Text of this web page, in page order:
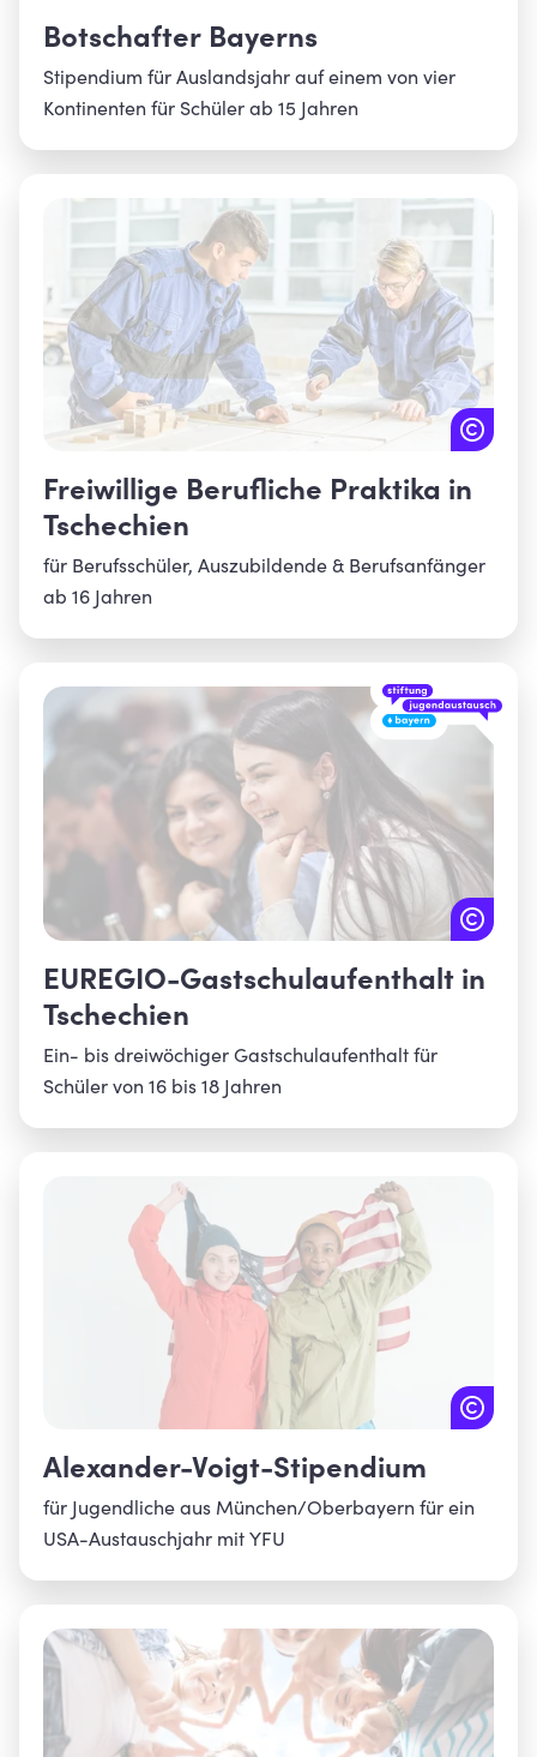
Botschafter Bayerns
Stipendium für Auslandsjahr auf einem von vier
Kontinenten für Schüler ab 15 Jahren
Freiwillige Berufliche Praktika in
Tschechien
für Berufsschüler, Auszubildende & Berufsanfänger
ab 16 Jahren
EUREGIO-Gastschulaufenthalt in
Tschechien
Ein- bis dreiwöchiger Gastschulaufenthalt für
Schüler von 16 bis 18 Jahren
Alexander-Voigt-Stipendium
für Jugendliche aus München/Oberbayern für ein
USA-Austauschjahr mit YFU